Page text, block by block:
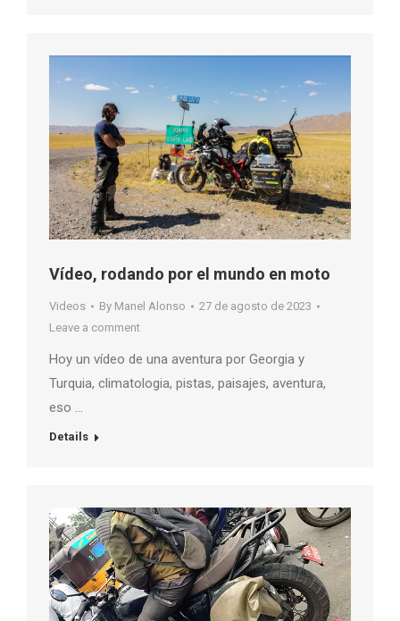
Vídeo, rodando por el mundo en moto
Videos By Manel Alonso
27 de agosto de 2023
Leave a comment
Hoy un vídeo de una aventura por Georgia y
Turquia, climatologia, pistas, paisajes, aventura,
eso …
Details